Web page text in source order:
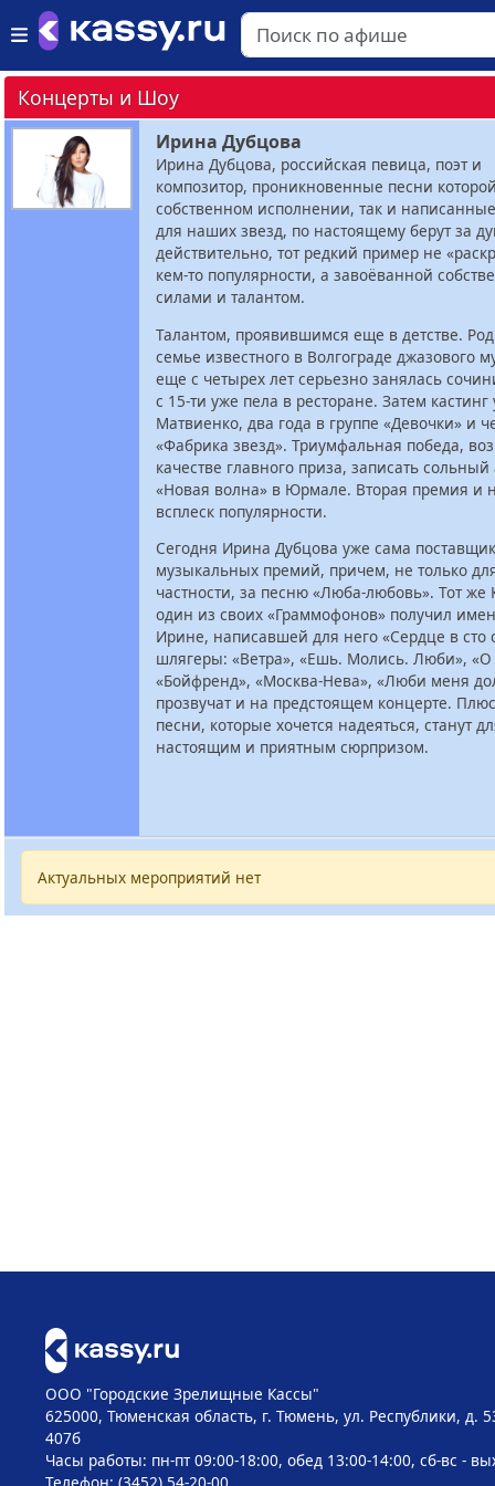
Концерты и Шоу
Ирина Дубцова
Ирина Дубцова, российская певица, поэт и
композитор, проникновенные песни
собственном исполнении, так и
для наших звезд, по настоящему берут за
действительно, тот редкий пример не
кем-то популярности, а завоёванной
силами и талантом.
Талантом, проявившимся еще в детстве.
семье известного в Волгограде джазового
еще с четырех лет серьезно занялась
с 15-ти уже пела в ресторане. Затем кастинг
Матвиенко, два года в группе «Девочки» и
«Фабрика звезд». Триумфальная победа,
качестве главного приза, записать
«Новая волна» в Юрмале. Вторая премия и
всплеск популярности.
Сегодня Ирина Дубцова уже сама поставщик
музыкальных премий, причем, не только
частности, за песню «Люба-любовь». Тот же
один из своих «Граммофонов» получил
Ирине, написавшей для него «Сердце в сто
шлягеры: «Ветра», «Ешь. Молись. Люби»,
«Бойфренд», «Москва-Нева», «Люби меня
прозвучат и на предстоящем концерте.
песни, которые хочется надеяться, станут
настоящим и приятным сюрпризом.
Актуальных мероприятий нет
ООО "Городские Зрелищные Кассы"
625000, Тюменская область, г. Тюмень, ул. Республики, д.
407б
Часы работы: пн-пт 09:00-18:00, обед 13:00-14:00, сб-вс -